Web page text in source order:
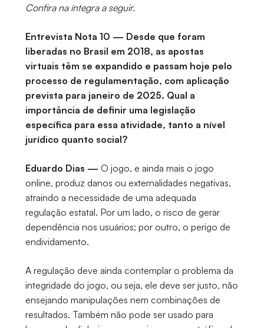
Confira na íntegra a seguir.
Entrevista Nota 10 — Desde que foram
liberadas no Brasil em 2018, as apostas
virtuais têm se expandido e passam hoje pelo
processo de regulamentação, com aplicação
prevista para janeiro de 2025. Qual a
importância de definir uma legislação
específica para essa atividade, tanto a nível
jurídico quanto social?
Eduardo Dias — O jogo, e ainda mais o jogo
online, produz danos ou externalidades negativas,
atraindo a necessidade de uma adequada
regulação estatal. Por um lado, o risco de gerar
dependência nos usuários; por outro, o perigo de
endividamento.
A regulação deve ainda contemplar o problema da
integridade do jogo, ou seja, ele deve ser justo, não
ensejando manipulações nem combinações de
resultados. Também não pode ser usado para